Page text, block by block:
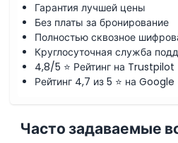
Гарантия лучшей цены
Без платы за бронирование
Полностью сквозное
Круглосуточная служба
4,8/5 ⭐ Рейтинг на Trustpilot
Рейтинг 4,7 из 5 ⭐ на Google
Часто задаваемые